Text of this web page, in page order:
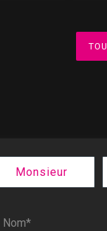
Monsieur